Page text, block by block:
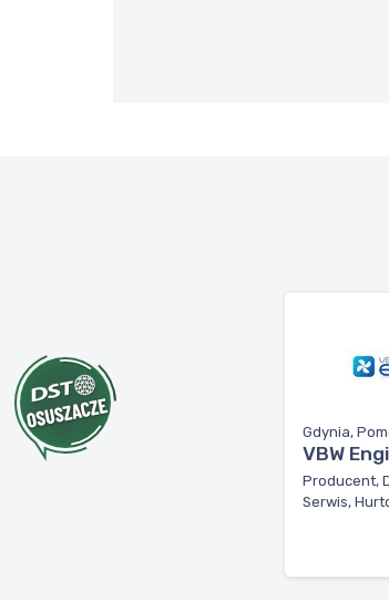
Gdynia,
VBW
Producent,
Serwis,